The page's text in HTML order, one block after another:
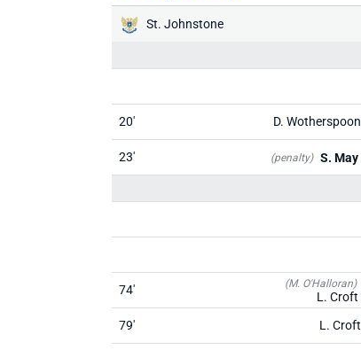
St. Johnstone
20' D. Wotherspoon
23' (penalty) S. May
74' (M. O'Halloran)
L. Croft
79'
L. Croft